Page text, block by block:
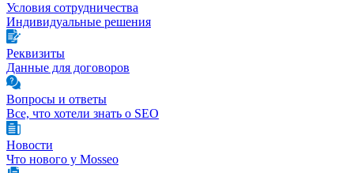
Условия сотрудничества
Индивидуальные решения
Реквизиты
Данные для договоров
Вопросы и ответы
Все, что хотели знать о SEO
Новости
Что нового у Mosseo